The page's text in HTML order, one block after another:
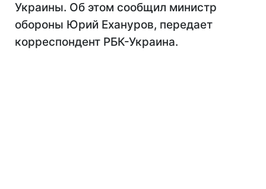
Украины. Об этом сообщил министр
обороны Юрий Ехануров, передает
корреспондент РБК-Украина.